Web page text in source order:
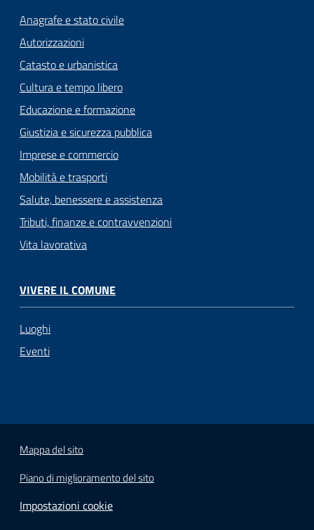
Anagrafe e stato civile
Autorizzazioni
Catasto e urbanistica
Cultura e tempo libero
Educazione e formazione
Giustizia e sicurezza pubblica
Imprese e commercio
Mobilità e trasporti
Salute, benessere e assistenza
Tributi, finanze e contravvenzioni
Vita lavorativa
VIVERE IL COMUNE
Luoghi
Eventi
Mappa del sito
Piano di miglioramento del sito
Impostazioni cookie